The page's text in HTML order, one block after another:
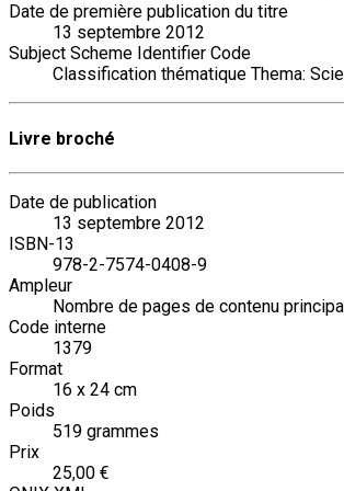
Date de première publication du titre
13 septembre 2012
Subject Scheme Identifier Code
Classification thématique Thema:
Livre broché
Date de publication
13 septembre 2012
ISBN-13
978-2-7574-0408-9
Ampleur
Nombre de pages de contenu
Code interne
1379
Format
16 x 24 cm
Poids
519 grammes
Prix
25,00 €